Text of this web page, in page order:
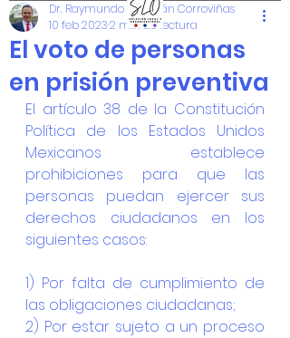
El voto de personas
en prisión preventiva
Dr. Raymundo Guzmán Corroviñas
10 feb 20232 min de lectura
El artículo 38 de la Constitución
Política de los Estados Unidos
Mexicanos establece
prohibiciones para que las
personas puedan ejercer sus
derechos ciudadanos en los
siguientes casos:
1) Por falta de cumplimiento de
las obligaciones ciudadanas;
2) Por estar sujeto a un proceso